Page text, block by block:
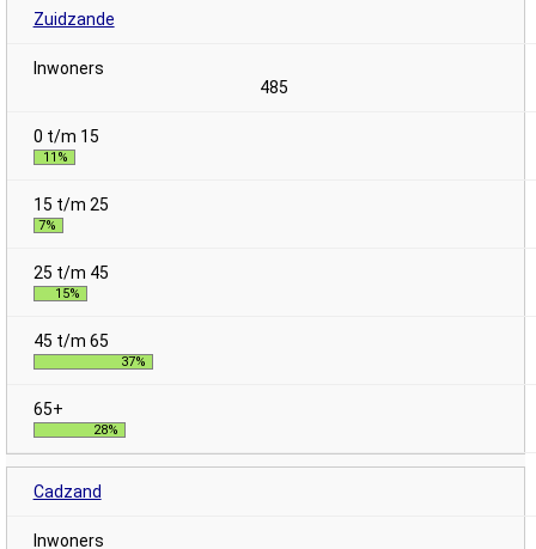
Zuidzande
485
11%
7%
15%
37%
28%
Cadzand